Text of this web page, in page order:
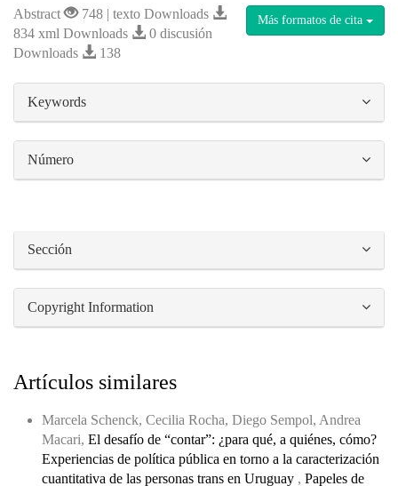
Más formatos de cita
Abstract
748 | texto Downloads
834 xml Downloads
0 discusión
Downloads
138
Keywords
Número
Sección
Copyright Information
Artículos similares
Marcela Schenck, Cecilia Rocha, Diego Sempol, Andrea
Macari, El desafío de “contar”: ¿para qué, a quiénes, cómo?
Experiencias de política pública en torno a la caracterización
cuantitativa de las personas trans en Uruguay , Papeles de